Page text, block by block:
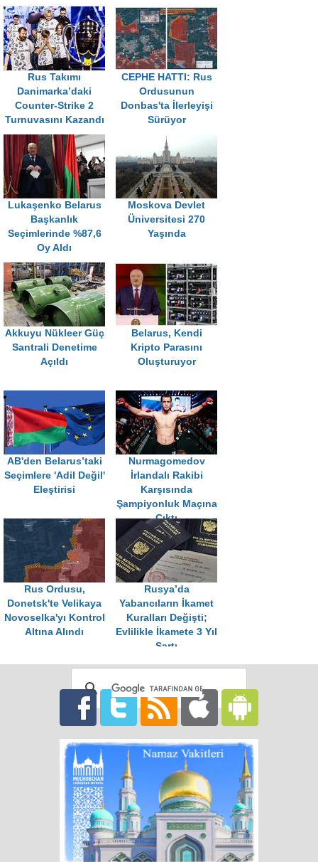
Rus Takımı
Danimarka’daki
Counter-Strike 2
Turnuvasını Kazandı
CEPHE HATTI: Rus
Ordusunun
Donbas'ta İlerleyişi
Sürüyor
Lukaşenko Belarus
Başkanlık
Seçimlerinde %87,6
Oy Aldı
Moskova Devlet
Üniversitesi 270
Yaşında
Akkuyu Nükleer Güç
Santrali Denetime
Açıldı
Belarus, Kendi
Kripto Parasını
Oluşturuyor
AB'den Belarus’taki
Seçimlere 'Adil Değil'
Eleştirisi
Nurmagomedov
İrlandalı Rakibi
Karşısında
Şampiyonluk Maçına
Çıktı
Rus Ordusu,
Donetsk'te Velikaya
Novoselka'yı Kontrol
Altına Alındı
Rusya’da
Yabancıların İkamet
Kuralları Değişti;
Evlilikle İkamete 3 Yıl
Şartı